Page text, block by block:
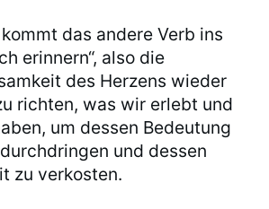
das andere Verb ins
erinnern“, also die
des Herzens wieder
richten, was wir erlebt und
um dessen Bedeutung
und dessen
zu verkosten.